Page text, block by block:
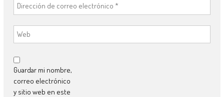
Guardar mi nombre,
correo electrónico
y sitio web en este